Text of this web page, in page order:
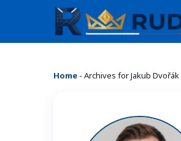
Home - Archives for Jakub Dvořák